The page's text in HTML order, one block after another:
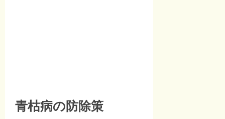
青枯病の防除策